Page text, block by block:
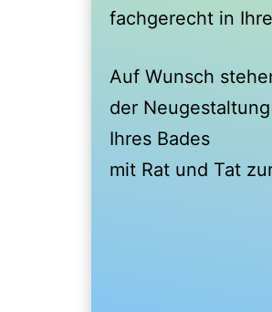
fachgerecht in
Auf Wunsch
der
Ihres Bades
mit Rat und Tat